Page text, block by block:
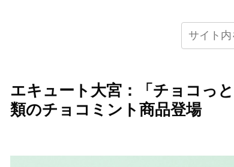
エキュート大宮：「チョコっ
類のチョコミント商品登場